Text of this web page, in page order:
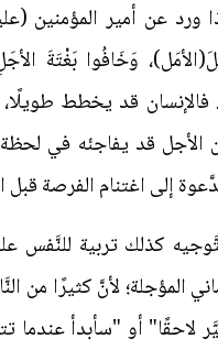
ورد عن أمير المؤمنين
وَخَافُوا بَغْتَةَ
فالإنسان قد يخطط
الأجل قد يفاجئه في
إلى اغتنام الفرصة قبل
كذلك تربية للنَّفس
المؤجلة؛ لأنَّ كثيرًا
لاحقًا" أو "سأبدأ عندما